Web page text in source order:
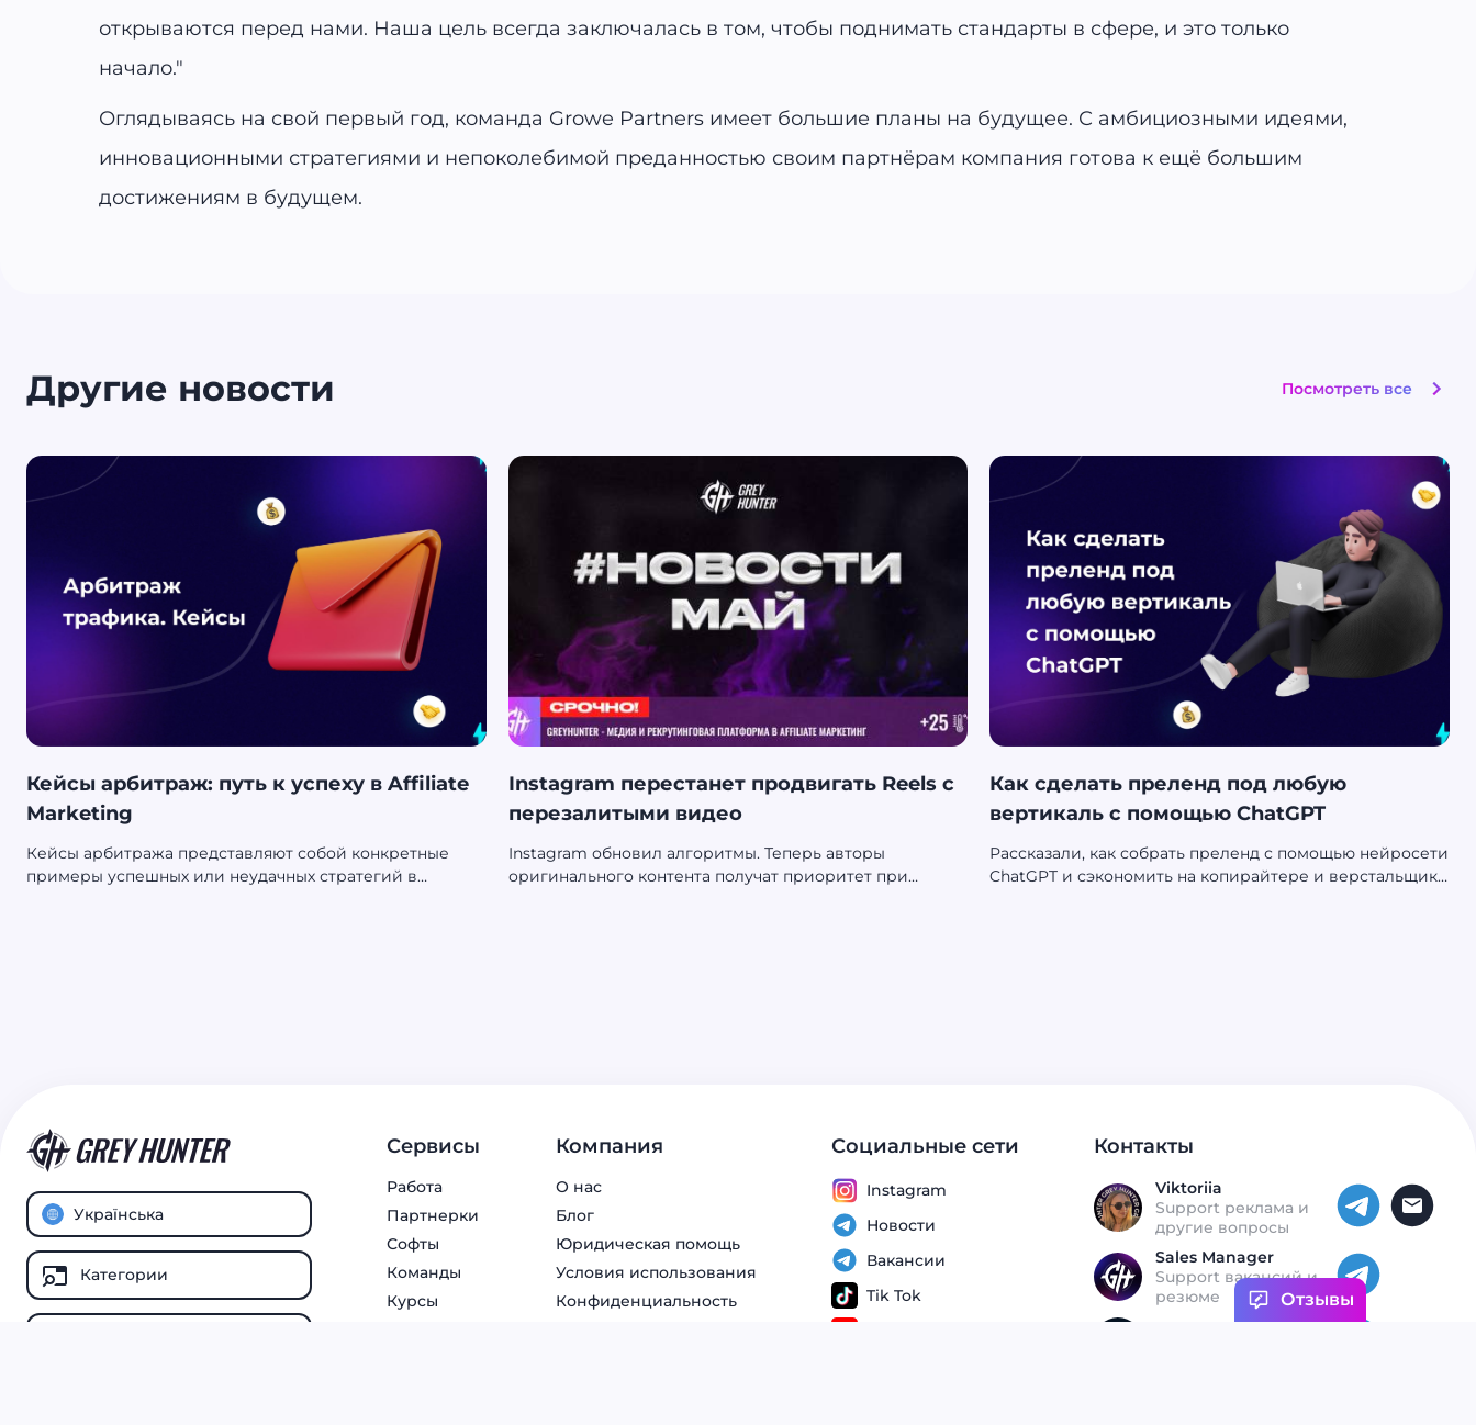
открываются перед нами. Наша цель всегда заключалась в том, чтобы поднимать стандарты в сфере, и это только
начало."
Оглядываясь на свой первый год, команда Growe Partners имеет большие планы на будущее. С амбициозными идеями,
инновационными стратегиями и непоколебимой преданностью своим партнёрам компания готова к ещё большим
достижениям в будущем.
Другие новости Посмотреть все
Кейсы арбитраж: путь к успеху в Affiliate
Marketing
Кейсы арбитража представляют собой конкретные
примеры успешных или неудачных стратегий в
Instagram перестанет продвигать Reels с
перезалитыми видео
Instagram обновил алгоритмы. Теперь авторы
оригинального контента получат приоритет при
Как сделать преленд под любую
вертикаль с помощью ChatGPT
Рассказали, как собрать преленд с помощью нейросети
ChatGPT и сэкономить на копирайтере и верстальщике
Українська
Категории
Сервисы
Работа
Партнерки
Софты
Команды
Курсы
Компания
О нас
Блог
Юридическая помощь
Условия использования
Конфиденциальность
Социальные сети
Instagram
Новости
Вакансии
Tik Tok
Контакты
Viktoriia
Support реклама и
другие вопросы
Sales Manager
Support вакансий и
резюме
Отзывы